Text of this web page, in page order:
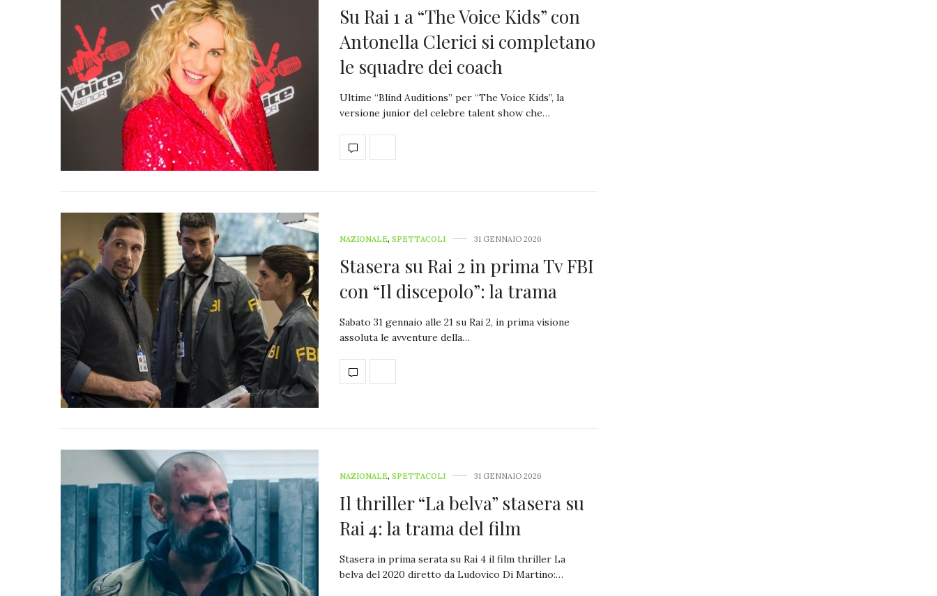
Su Rai 1 a “The Voice Kids” con
Antonella Clerici si completano
le squadre dei coach
Ultime “Blind Auditions” per “The Voice Kids”, la
versione junior del celebre talent show che…
NAZIONALE, SPETTACOLI 31 GENNAIO 2026
Stasera su Rai 2 in prima Tv FBI
con “Il discepolo”: la trama
Sabato 31 gennaio alle 21 su Rai 2, in prima visione
assoluta le avventure della…
NAZIONALE, SPETTACOLI 31 GENNAIO 2026
Il thriller “La belva” stasera su
Rai 4: la trama del film
Stasera in prima serata su Rai 4 il film thriller La
belva del 2020 diretto da Ludovico Di Martino:…